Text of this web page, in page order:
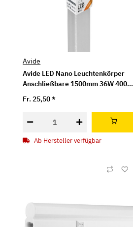
Avide
Avide LED Nano Leuchtenkörper
Anschließbare 1500mm 36W 4000K
Fr. 25,50*
Ab Hersteller verfügbar